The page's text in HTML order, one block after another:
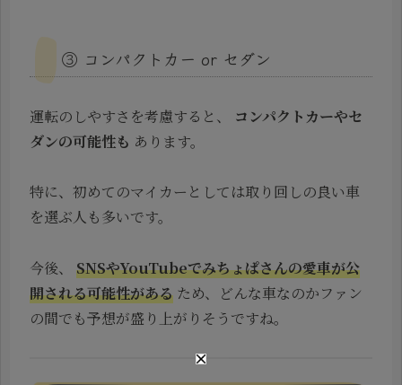
③ コンパクトカー or セダン
運転のしやすさを考慮すると、 コンパクトカーやセ
ダンの可能性も あります。
特に、初めてのマイカーとしては取り回しの良い車
を選ぶ人も多いです。
今後、 SNSやYouTubeでみちょぱさんの愛車が公
開される可能性がある ため、どんな車なのかファン
の間でも予想が盛り上がりそうですね。